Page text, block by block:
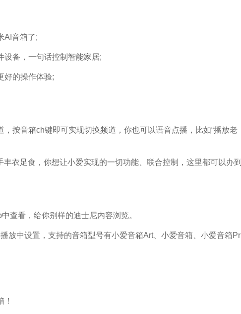
AI音箱了;
设备，一句话控制智能家居;
好的操作体验;
按音箱ch键即可实现切换频道，你也可以语音点播，比如“播放老
衣足食，你想让小爱实现的一切功能、联合控制，这里都可以办到
查看，给你别样的迪士尼内容浏览。
放中设置，支持的音箱型号有小爱音箱Art、小爱音箱、小爱音箱Pr